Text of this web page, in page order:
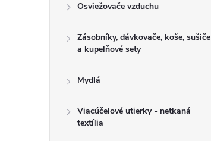
Osviežovače vzduchu
Zásobníky, dávkovače, koše, sušiče
a kupeľňové sety
Mydlá
Viacúčelové utierky - netkaná
textília